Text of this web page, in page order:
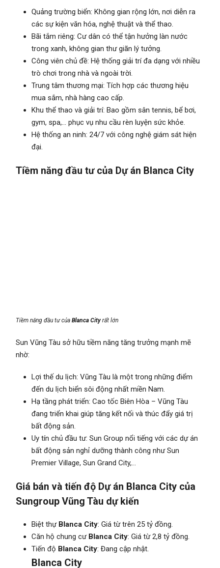
Quảng trường biển: Không gian rộng lớn, nơi diễn ra
các sự kiện văn hóa, nghệ thuật và thể thao.
Bãi tắm riêng: Cư dân có thể tận hưởng làn nước
trong xanh, không gian thư giãn lý tưởng.
Công viên chủ đề: Hệ thống giải trí đa dạng với nhiều
trò chơi trong nhà và ngoài trời.
Trung tâm thương mại: Tích hợp các thương hiệu
mua sắm, nhà hàng cao cấp.
Khu thể thao và giải trí: Bao gồm sân tennis, bể bơi,
gym, spa,… phục vụ nhu cầu rèn luyện sức khỏe.
Hệ thống an ninh: 24/7 với công nghệ giám sát hiện
đại.
Tiềm năng đầu tư của Dự án Blanca City
Tiềm năng đầu tư của Blanca Cityrất lớn
Sun Vũng Tàu sở hữu tiềm năng tăng trưởng mạnh mẽ
nhờ:
Lợi thế du lịch: Vũng Tàu là một trong những điểm
đến du lịch biển sôi động nhất miền Nam.
Hạ tầng phát triển: Cao tốc Biên Hòa – Vũng Tàu
đang triển khai giúp tăng kết nối và thúc đẩy giá trị
bất động sản.
Uy tín chủ đầu tư: Sun Group nổi tiếng với các dự án
bất động sản nghỉ dưỡng thành công như Sun
Premier Village, Sun Grand City,…
Giá bán và tiến độ Dự án Blanca City của
Sungroup Vũng Tàu dự kiến
Biệt thự Blanca City: Giá từ trên 25 tỷ đồng.
Căn hộ chung cư Blanca City: Giá từ 2,8 tỷ đồng.
Tiến độ Blanca City: Đang cập nhật.
Blanca City